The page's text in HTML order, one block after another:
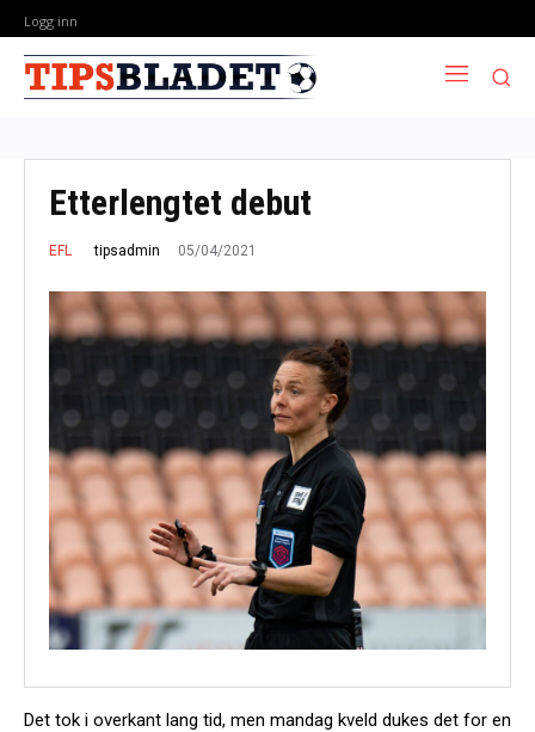
Logg inn
Etterlengtet debut
EFL tipsadmin 05/04/2021
Det tok i overkant lang tid, men mandag kveld dukes det for en